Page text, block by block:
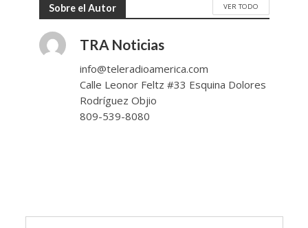
Sobre el Autor VER TODO
TRA Noticias
info@teleradioamerica.com
Calle Leonor Feltz #33 Esquina Dolores
Rodríguez Objio
809-539-8080